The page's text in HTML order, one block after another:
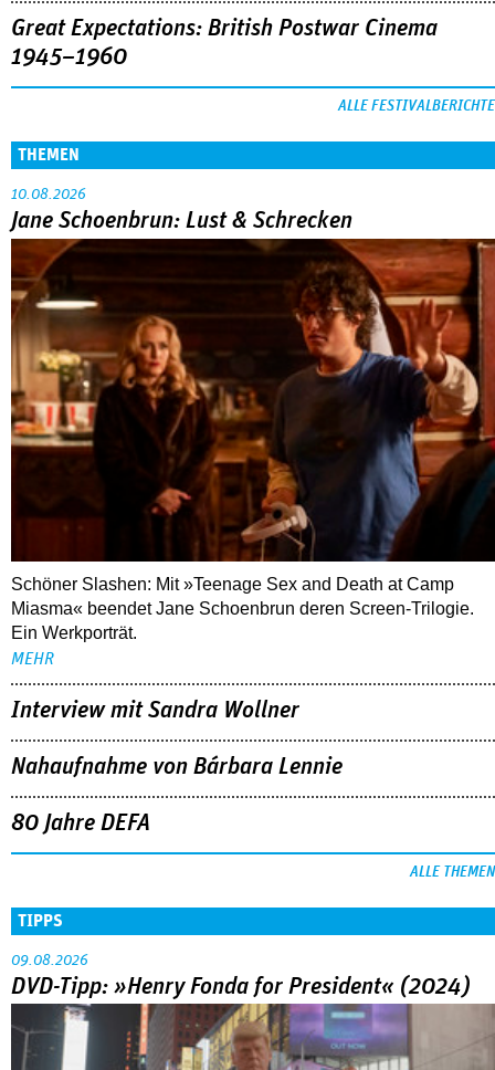
Great Expectations: British Postwar Cinema
1945–1960
ALLE FESTIVALBERICHTE
THEMEN
10.08.2026
Jane Schoenbrun: Lust & Schrecken
Schöner Slashen: Mit »Teenage Sex and Death at Camp
Miasma« beendet Jane Schoenbrun deren Screen-Trilogie.
Ein Werkporträt.
MEHR
Interview mit Sandra Wollner
Nahaufnahme von Bárbara Lennie
80 Jahre DEFA
ALLE THEMEN
TIPPS
09.08.2026
DVD-Tipp: »Henry Fonda for President« (2024)